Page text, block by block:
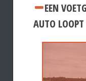
EEN
AUTO